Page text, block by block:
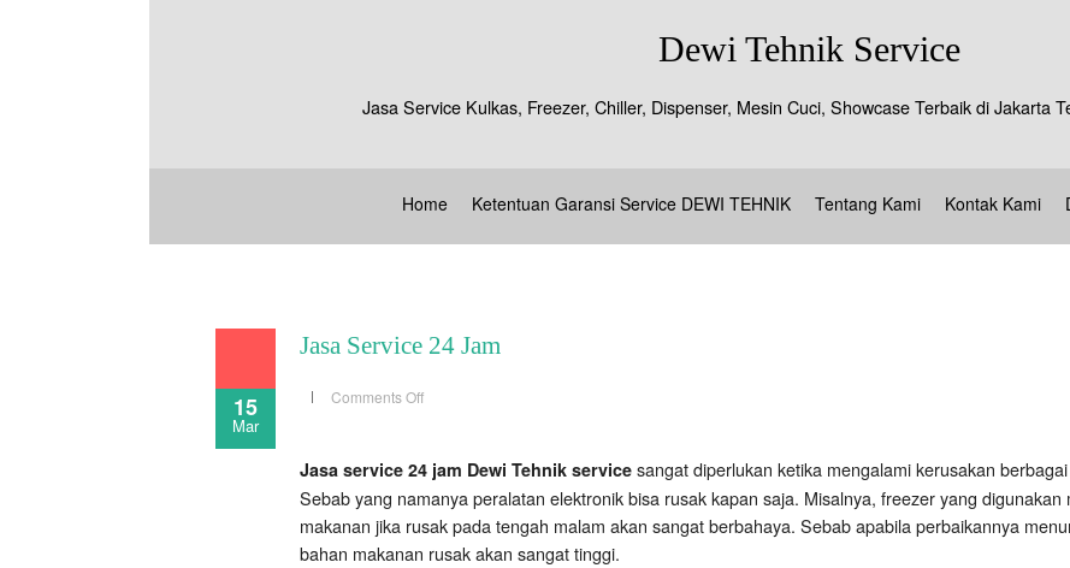
Dewi Tehnik Service
Jasa Service Kulkas, Freezer, Chiller, Dispenser, Mesin Cuci, Showcase Terbaik di Jakarta
Home Ketentuan Garansi Service DEWI TEHNIK Tentang Kami Kontak Kami
15
Mar
Jasa Service 24 Jam
Comments Offon
Jasa service 24 jam Dewi Tehnik service sangat diperlukan ketika mengalami kerusakan
Sebab yang namanya peralatan elektronik bisa rusak kapan saja. Misalnya, freezer yang
makanan jika rusak pada tengah malam akan sangat berbahaya. Sebab apabila perbaikannya
bahan makanan rusak akan sangat tinggi.